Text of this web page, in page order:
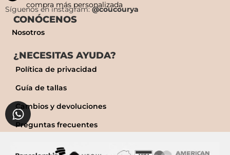
compra más personalizada
Síguenos en instagram:@coucourya
CONÓCENOS
Nosotros
¿NECESITAS AYUDA?
Política de privacidad
Guía de tallas
Cambios y devoluciones
Preguntas frecuentes